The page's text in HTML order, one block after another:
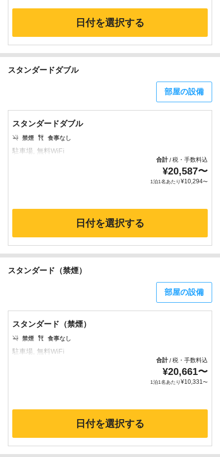
日付を選択する
スタンダードダブル
部屋の設備
スタンダードダブル
禁煙 食事なし
合計/税・手数料込
¥20,587〜
1泊1名あたり¥10,294〜
日付を選択する
スタンダード（禁煙）
部屋の設備
スタンダード（禁煙）
禁煙 食事なし
合計/税・手数料込
¥20,661〜
1泊1名あたり¥10,331〜
日付を選択する